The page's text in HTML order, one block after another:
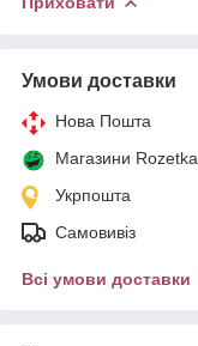
Умови доставки
Нова Пошта
Магазини Rozetka
Укрпошта
Самовивіз
Всі умови доставки